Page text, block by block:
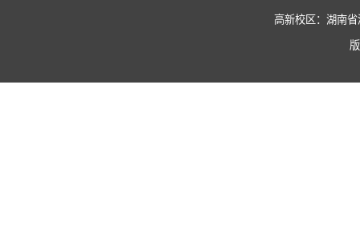
高新校区：湖南省